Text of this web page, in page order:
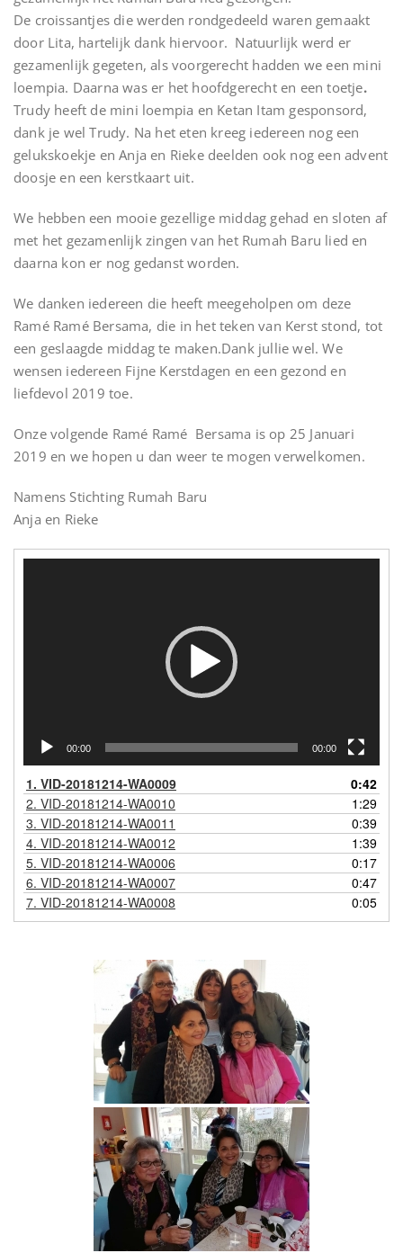
De croissantjes die werden rondgedeeld waren gemaakt
door Lita, hartelijk dank hiervoor. Natuurlijk werd er
gezamenlijk gegeten, als voorgerecht hadden we een mini
loempia. Daarna was er het hoofdgerecht en een toetje.
Trudy heeft de mini loempia en Ketan Itam gesponsord,
dank je wel Trudy. Na het eten kreeg iedereen nog een
gelukskoekje en Anja en Rieke deelden ook nog een advent
doosje en een kerstkaart uit.
We hebben een mooie gezellige middag gehad en sloten af
met het gezamenlijk zingen van het Rumah Baru lied en
daarna kon er nog gedanst worden.
We danken iedereen die heeft meegeholpen om deze
Ramé Ramé Bersama, die in het teken van Kerst stond, tot
een geslaagde middag te maken.Dank jullie wel. We
wensen iedereen Fijne Kerstdagen en een gezond en
liefdevol 2019 toe.
Onze volgende Ramé Ramé Bersama is op 25 Januari
2019 en we hopen u dan weer te mogen verwelkomen.
Namens Stichting Rumah Baru
Anja en Rieke
00:00 00:00
1. VID-20181214-WA0009
0:42
2. VID-20181214-WA0010
1:29
3. VID-20181214-WA0011
0:39
4. VID-20181214-WA0012
1:39
5. VID-20181214-WA0006
0:17
6. VID-20181214-WA0007
0:47
7. VID-20181214-WA0008 0:05